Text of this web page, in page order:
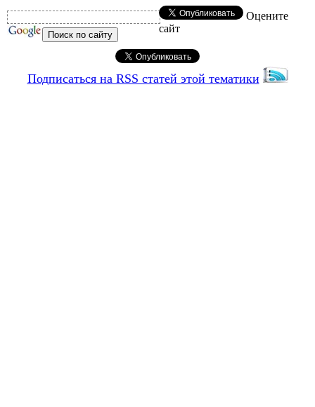
Оцените
сайт
Подписаться на RSS статей этой тематики